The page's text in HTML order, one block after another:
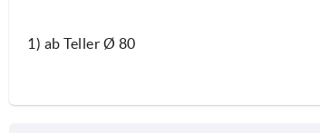
1) ab Teller Ø 80